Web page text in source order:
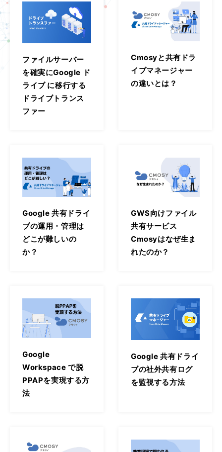
ファイルサーバー
を確実にGoogle ド
ライブ に移行する
ドライブトランス
ファー
Cmosyと共有ドラ
イブマネージャー
の違いとは？
Google 共有ドライ
ブの運用・管理は
どこが難しいの
か？
GWS向けファイル
共有サービス
Cmosyはなぜ生ま
れたのか？
Google
Workspace で脱
PPAPを実現する方
法
Google 共有ドライ
ブの社外共有ログ
を監視する方法